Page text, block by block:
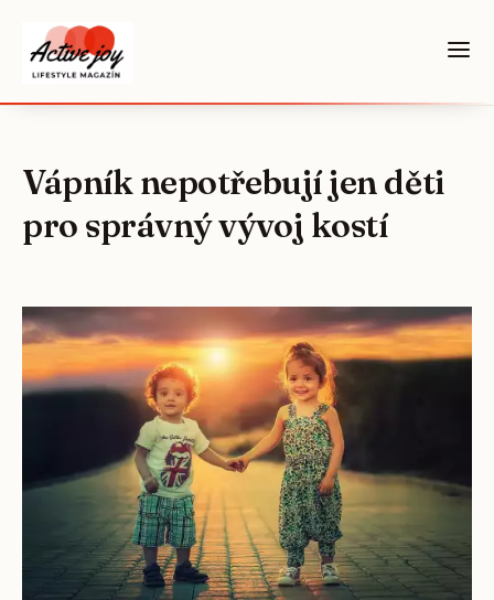
Vápník nepotřebují jen děti
pro správný vývoj kostí